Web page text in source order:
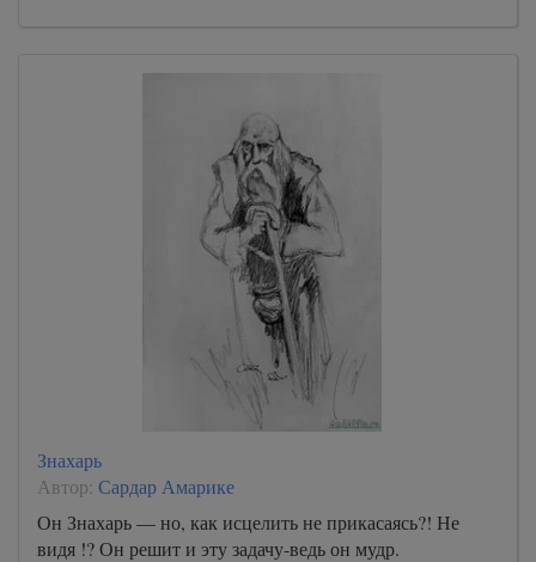
Знахарь
Автор: Сардар Амарике
Он Знахарь — но, как исцелить не прикасаясь?! Не
видя !? Он решит и эту задачу-ведь он мудр.